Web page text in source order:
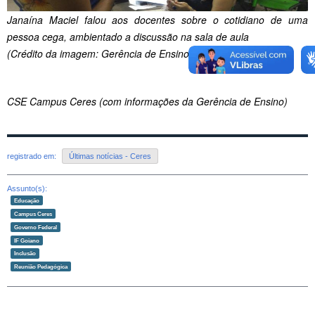
Janaína Maciel falou aos docentes sobre o cotidiano de uma
pessoa cega, ambientado a discussão na sala de aula
(Crédito da imagem: Gerência de Ensino/ Campus Ceres)
CSE Campus Ceres (com informações da Gerência de Ensino)
registrado em: Últimas notícias - Ceres
Assunto(s):
Educação
Campus Ceres
Governo Federal
IF Goiano
Inclusão
Reunião Pedagógica